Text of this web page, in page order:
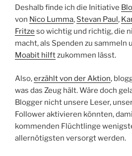
Deshalb finde ich die Initiative
von Nico Lumma, Stevan Paul,
Fritze so wichtig und richtig, die
macht, als Spenden zu sammeln
Moabit hilftzukommen lässt.
Also,erzählt von der Aktion,
was das Zeug hält. Wäre doch
Blogger nicht unsere Leser,
Follower aktivieren könnten,
kommenden Flüchtlinge
allernötigsten versorgt werden.